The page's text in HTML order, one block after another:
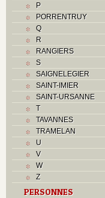
M
O
Problème jurassien
R
S
T
Textes
P
PORRENTRUY
Q
R
RANGIERS
S
SAIGNELEGIER
SAINT-IMIER
SAINT-URSANNE
T
TAVANNES
TRAMELAN
U
V
W
Z
PERSONNES